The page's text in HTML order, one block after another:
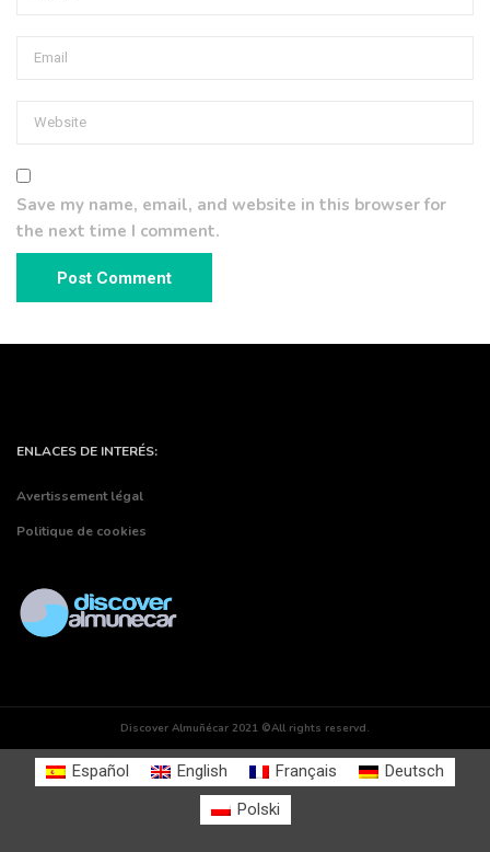
Save my name, email, and website in this browser for
the next time I comment.
ENLACES DE INTERÉS:
Avertissement légal
Politique de cookies
Discover Almuñécar 2021 ©All rights reservd.
Español English Français
Deutsch
Polski